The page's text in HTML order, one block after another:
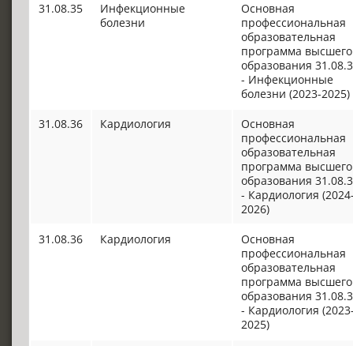
31.08.35
Инфекционные
болезни
Основная
профессиональная
образовательная
программа высшего
образования
- Инфекционные
болезни (2023-2025)
31.08.36
Кардиология
Основная
профессиональная
образовательная
программа высшего
образования
- Кардиология
2026)
31.08.36
Кардиология
Основная
профессиональная
образовательная
программа высшего
образования
- Кардиология
2025)